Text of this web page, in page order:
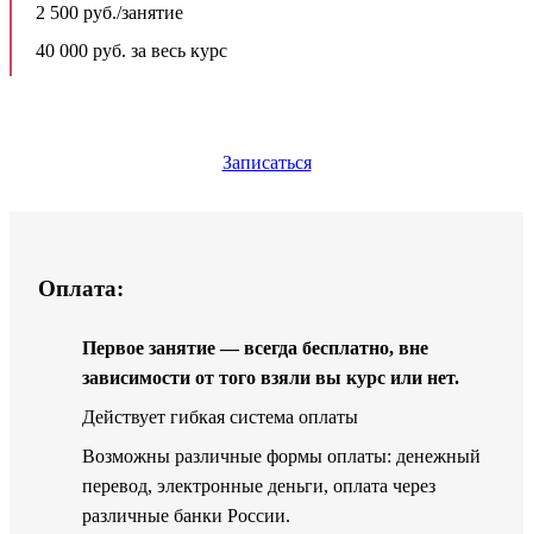
2 500 руб./занятие
40 000 руб. за весь курс
Записаться
Оплата:
Первое занятие — всегда бесплатно, вне
зависимости от того взяли вы курс или нет.
Действует гибкая система оплаты
Возможны различные формы оплаты: денежный
перевод, электронные деньги, оплата через
различные банки России.